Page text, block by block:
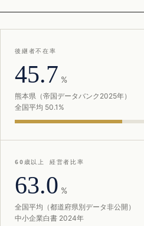
後継者不在率
45.7 %
熊本県（帝国データバンク2025年）
全国平均 50.1%
60歳以上 経営者比率
63.0 %
全国平均（都道府県別データ非公開）
中小企業白書 2024年